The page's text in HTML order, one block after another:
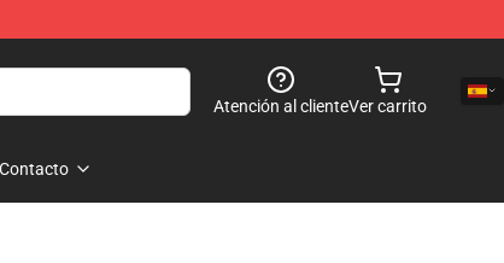
Atención al clienteVer carrito
Contacto